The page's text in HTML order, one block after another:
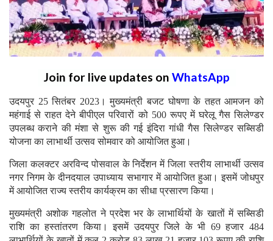
Join for live updates on WhatsApp
उदयपुर 25 सितंबर 2023। मुख्यमंत्री बजट घोषणा के तहत आमजन को
महंगाई से राहत देने बीपीएल परिवारों को 500 रूपए में घरेलू गैस सिलेण्डर
उपलब्ध कराने की मंशा से शुरू की गई इंदिरा गांधी गैस सिलेण्डर सब्सिडी
योजना का लाभार्थी उत्सव सोमवार को आयोजित हुआ।
जिला कलक्टर अरविन्द पोसवाल के निर्देशन में जिला स्तरीय लाभार्थी उत्सव
नगर निगम के दीनदयाल उपाध्याय सभागार में आयोजित हुआ। इसमें जोधपुर
में आयोजित राज्य स्तरीय कार्यक्रम का सीधा प्रसारण किया।
मुख्यमंत्री अशोक गहलोत ने प्रदेश भर के लाभार्थियों के खातों में सब्सिडी
राशि का हस्तांतरण किया। इसमें उदयपुर जिले के भी 69 हजार 484